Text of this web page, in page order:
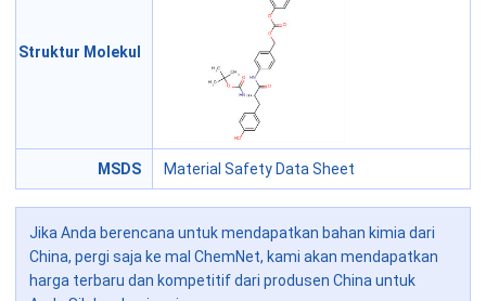
Struktur Molekul
MSDS Material Safety Data Sheet
Jika Anda berencana untuk mendapatkan bahan kimia dari
China, pergi saja ke mal ChemNet, kami akan mendapatkan
harga terbaru dan kompetitif dari produsen China untuk